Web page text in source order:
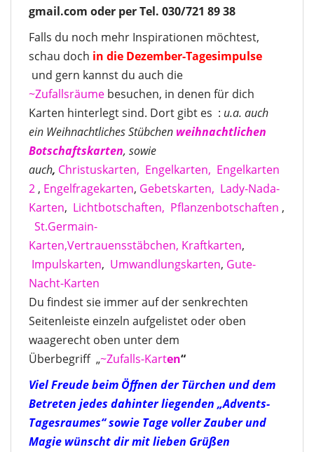
gmail.com oder per Tel. 030/721 89 38
Falls du noch mehr Inspirationen möchtest,
schau doch in die Dezember-Tagesimpulse
und gern kannst du auch die
~Zufallsräume besuchen, in denen für dich
Karten hinterlegt sind. Dort gibt es : u.a. auch
ein Weihnachtliches Stübchen weihnachtlichen
Botschaftskarten, sowie
auch, Christuskarten, Engelkarten, Engelkarten
2 , Engelfragekarten, Gebetskarten, Lady-Nada-
Karten, Lichtbotschaften, Pflanzenbotschaften ,
St.Germain-
Karten,Vertrauensstäbchen, Kraftkarten,
Impulskarten, Umwandlungskarten, Gute-
Nacht-Karten
Du findest sie immer auf der senkrechten
Seitenleiste einzeln aufgelistet oder oben
waagerecht oben unter dem
Überbegriff „~Zufalls-Karten“
Viel Freude beim Öffnen der Türchen und dem
Betreten jedes dahinter liegenden „Advents-
Tagesraumes“ sowie Tage voller Zauber und
Magie wünscht dir mit lieben Grüßen